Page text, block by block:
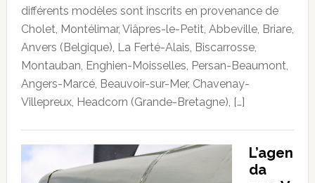
différents modèles sont inscrits en provenance de
Cholet, Montélimar, Viâpres-le-Petit, Abbeville, Briare,
Anvers (Belgique), La Ferté-Alais, Biscarrosse,
Montauban, Enghien-Moisselles, Persan-Beaumont,
Angers-Marcé, Beauvoir-sur-Mer, Chavenay-
Villepreux, Headcorn (Grande-Bretagne), […]
L’agen
da